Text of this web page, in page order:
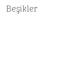
Beşikler